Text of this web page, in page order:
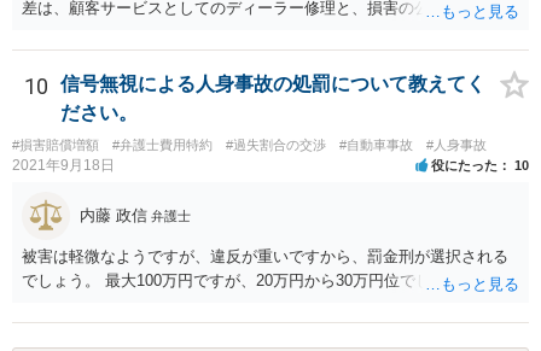
差は、顧客サービスとしてのディーラー修理と、損害の公平な分担と
す。 ですので、もらえる賠償額は協定額が基準になってしまいます。
なお、協定（減額）に応じたのは修理工場の方ですので、修理見積も
りと比較して工賃など下げているところがあれば、返金を交渉してみ
てもよいかもしれませんね。 ただ、法的な権利に基づいて当然に減額
を請求できるものではないので、確実に減額できるとは言い切れない
点にご留意ください。 実際にかかった費用を聞く保険会社の質問の趣
旨は、文脈が分かりませんので、ちょっと分かりかねてしまいます。
ひょっとしたら修理工場が「盛っている」可能性を疑っているかもし
れませんね。 保険会社は、協定金額×相手の過失割合％の算式で支払
われた金額で淡々と賠償するのみです。
10
信号無視による人身事故の処罰について教えてく
ださい。
#損害賠償増額 #弁護士費用特約 #過失割合の交渉 #自動車事故 #人身事故
2021年9月18日 役にたった 10
内藤 政信 弁護士
被害は軽微なようですが、違反が重いですから、罰金刑が選択される
でしょう。 最大100万円ですが、20万円から30万円位でしょうか。